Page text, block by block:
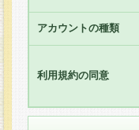
員に対して本
た全ての会員
りま す。
3.当社は、会
方 法・手段
きるものとし
アカウントの種類
利用規約の同意